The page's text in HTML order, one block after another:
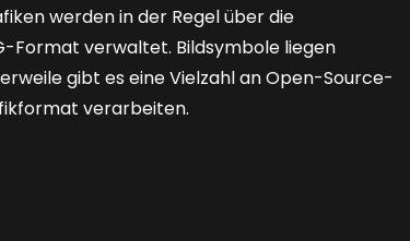
werden in der Regel über die
Format verwaltet. Bildsymbole liegen
gibt es eine Vielzahl an Open-Source-
verarbeiten.